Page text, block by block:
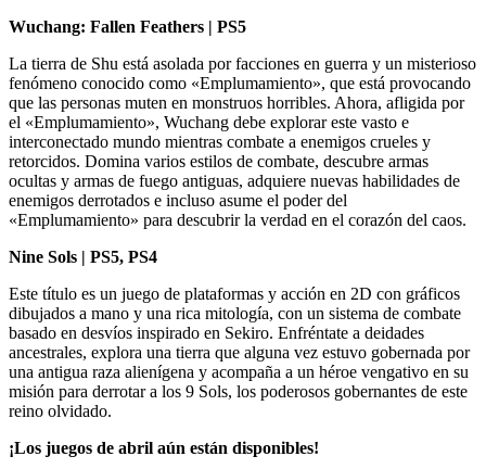
Wuchang: Fallen Feathers | PS5
La tierra de Shu está asolada por facciones en guerra y un misterioso
fenómeno conocido como «Emplumamiento», que está provocando
que las personas muten en monstruos horribles. Ahora, afligida por
el «Emplumamiento», Wuchang debe explorar este vasto e
interconectado mundo mientras combate a enemigos crueles y
retorcidos. Domina varios estilos de combate, descubre armas
ocultas y armas de fuego antiguas, adquiere nuevas habilidades de
enemigos derrotados e incluso asume el poder del
«Emplumamiento» para descubrir la verdad en el corazón del caos.
Nine Sols | PS5, PS4
Este título es un juego de plataformas y acción en 2D con gráficos
dibujados a mano y una rica mitología, con un sistema de combate
basado en desvíos inspirado en Sekiro. Enfréntate a deidades
ancestrales, explora una tierra que alguna vez estuvo gobernada por
una antigua raza alienígena y acompaña a un héroe vengativo en su
misión para derrotar a los 9 Sols, los poderosos gobernantes de este
reino olvidado.
¡Los juegos de abril aún están disponibles!